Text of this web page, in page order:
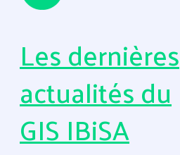
Les dernières
actualités du
GIS IBiSA